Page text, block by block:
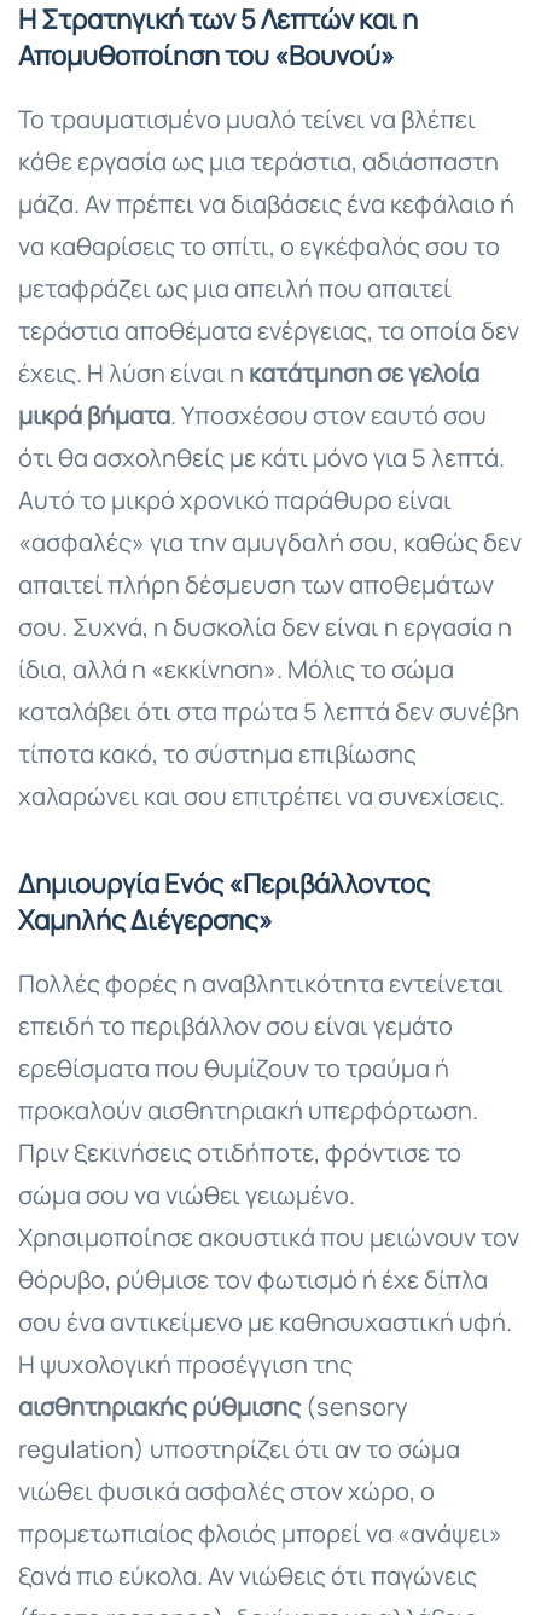
Η Στρατηγική των 5 Λεπτών και η
Απομυθοποίηση του «Βουνού»
Το τραυματισμένο μυαλό τείνει να βλέπει
κάθε εργασία ως μια τεράστια, αδιάσπαστη
μάζα. Αν πρέπει να διαβάσεις ένα κεφάλαιο ή
να καθαρίσεις το σπίτι, ο εγκέφαλός σου το
μεταφράζει ως μια απειλή που απαιτεί
τεράστια αποθέματα ενέργειας, τα οποία δεν
έχεις. Η λύση είναι η κατάτμηση σε γελοία
μικρά βήματα. Υποσχέσου στον εαυτό σου
ότι θα ασχοληθείς με κάτι μόνο για 5 λεπτά.
Αυτό το μικρό χρονικό παράθυρο είναι
«ασφαλές» για την αμυγδαλή σου, καθώς δεν
απαιτεί πλήρη δέσμευση των αποθεμάτων
σου. Συχνά, η δυσκολία δεν είναι η εργασία η
ίδια, αλλά η «εκκίνηση». Μόλις το σώμα
καταλάβει ότι στα πρώτα 5 λεπτά δεν συνέβη
τίποτα κακό, το σύστημα επιβίωσης
χαλαρώνει και σου επιτρέπει να συνεχίσεις.
Δημιουργία Ενός «Περιβάλλοντος
Χαμηλής Διέγερσης»
Πολλές φορές η αναβλητικότητα εντείνεται
επειδή το περιβάλλον σου είναι γεμάτο
ερεθίσματα που θυμίζουν το τραύμα ή
προκαλούν αισθητηριακή υπερφόρτωση.
Πριν ξεκινήσεις οτιδήποτε, φρόντισε το
σώμα σου να νιώθει γειωμένο.
Χρησιμοποίησε ακουστικά που μειώνουν τον
θόρυβο, ρύθμισε τον φωτισμό ή έχε δίπλα
σου ένα αντικείμενο με καθησυχαστική υφή.
Η ψυχολογική προσέγγιση της
αισθητηριακής ρύθμισης(sensory
regulation) υποστηρίζει ότι αν το σώμα
νιώθει φυσικά ασφαλές στον χώρο, ο
προμετωπιαίος φλοιός μπορεί να «ανάψει»
ξανά πιο εύκολα. Αν νιώθεις ότι παγώνεις